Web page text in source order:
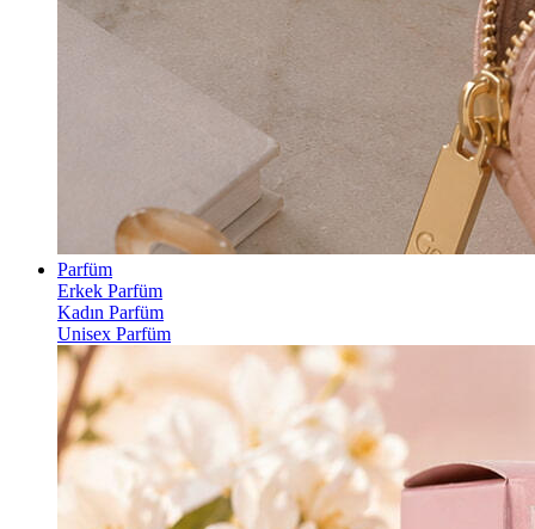
Parfüm
Erkek Parfüm
Kadın Parfüm
Unisex Parfüm